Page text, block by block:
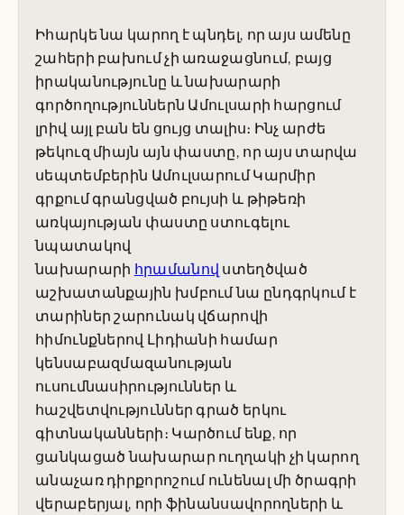
Իհարկե նա կարող է պնդել, որ այս ամենը
շահերի բախում չի առաջացնում, բայց
իրականությունը և նախարարի
գործողություններն Ամուլսարի հարցում
լրիվ այլ բան են ցույց տալիս։ Ինչ արժե
թեկուզ միայն այն փաստը, որ այս տարվա
սեպտեմբերին Ամուլսարում Կարմիր
գրքում գրանցված բույսի և թիթեռի
առկայության փաստը ստուգելու
նպատակով
նախարարի հրամանով ստեղծված
աշխատանքային խմբում նա ընդգրկում է
տարիներ շարունակ վճարովի
հիմունքներով Լիդիանի համար
կենսաբազմազանության
ուսումնասիրություններ և
հաշվետվություններ գրած երկու
գիտնականների։ Կարծում ենք, որ
ցանկացած նախարար ուղղակի չի կարող
անաչառ դիրքորոշում ունենալ մի ծրագրի
վերաբերյալ, որի ֆինանսավորողների և